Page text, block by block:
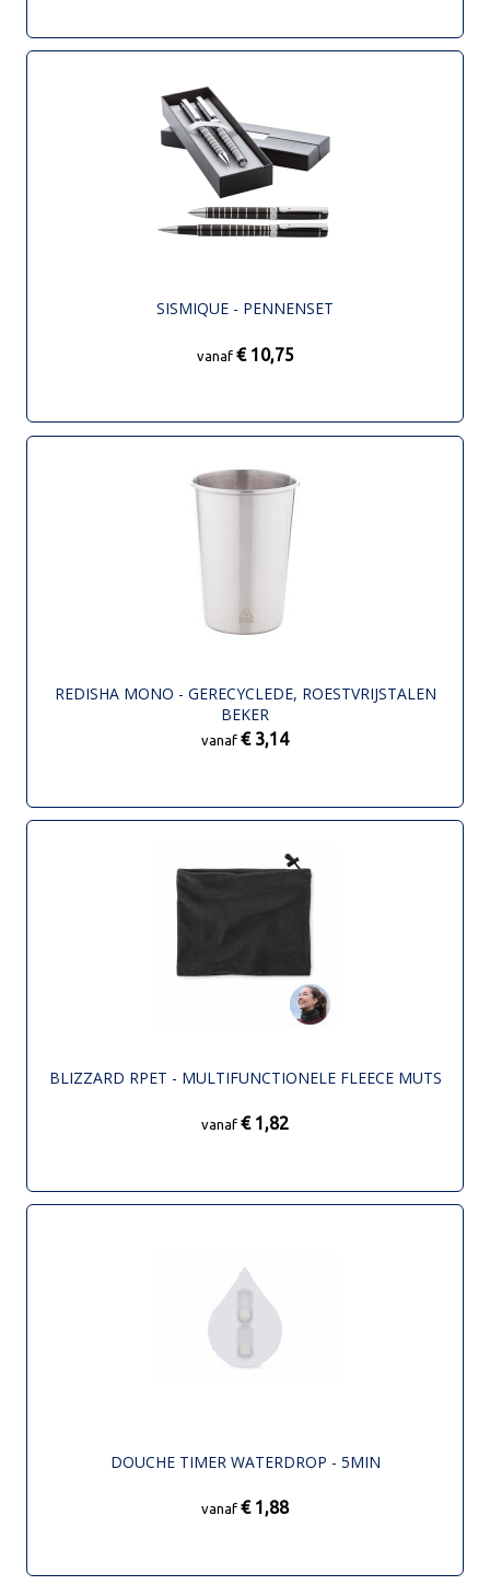
SISMIQUE - PENNENSET
vanaf € 10,75
REDISHA MONO - GERECYCLEDE, ROESTVRIJSTALEN
BEKER
vanaf € 3,14
BLIZZARD RPET - MULTIFUNCTIONELE FLEECE MUTS
vanaf € 1,82
DOUCHE TIMER WATERDROP - 5MIN
vanaf € 1,88